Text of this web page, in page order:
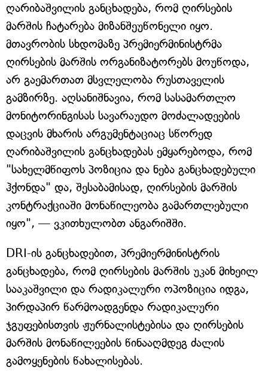
ღარიბაშვილის განცხადება, რომ ღირსების
მარშის ჩატარება მიზანშეუწონელი იყო.
მთავრობის სხდომაზე პრემიერმინისტრმა
ღირსების მარშის ორგანიზატორებს მოუწოდა,
არ გაემართათ მსვლელობა რუსთაველის
გამზირზე. აღსანიშნავია, რომ სასამართლო
მონიტორინგისას სავარაუდო მოძალადეების
დაცვის მხარის არგუმენტაციაც სწორედ
ღარიბაშვილის განცხადებას ემყარებოდა, რომ
"სახელმწიფოს პოზიცია და ნება განცხადებული
ჰქონდა" და, შესაბამისად, ღირსების მარშის
კონტრაქციაში მონაწილეობა გამართლებული
იყო", — ვკითხულობთ ანგარიშში.
DRI-ის განცხადებით, პრემიერმინისტრის
განცხადება, რომ ღირსების მარშის უკან მიხეილ
სააკაშვილი და რადიკალური ოპოზიცია იდგა,
პირდაპირ წარმოადგენდა რადიკალური
ჯგუფებისთვის ჟურნალისტებისა და ღირსების
მარშის მონაწილეების წინააღმდეგ ძალის
გამოყენების წახალისებას.